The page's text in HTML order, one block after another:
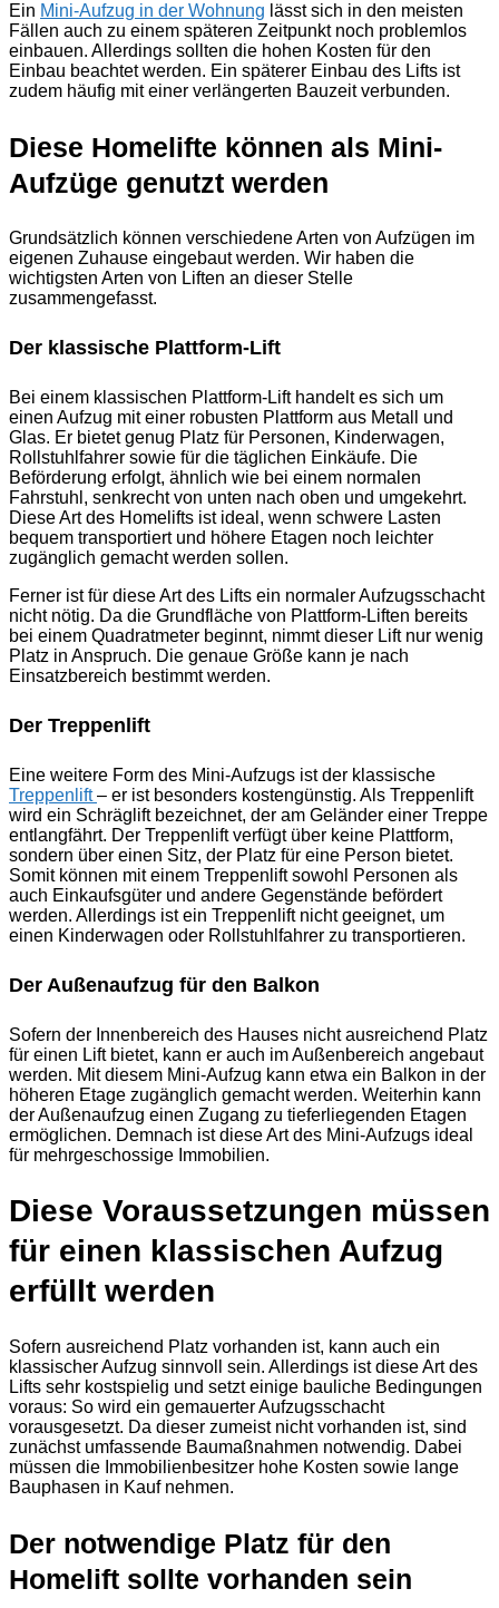
Ein Mini-Aufzug in der Wohnung lässt sich in den meisten
Fällen auch zu einem späteren Zeitpunkt noch problemlos
einbauen. Allerdings sollten die hohen Kosten für den
Einbau beachtet werden. Ein späterer Einbau des Lifts ist
zudem häufig mit einer verlängerten Bauzeit verbunden.
Diese Homelifte können als Mini-
Aufzüge genutzt werden
Grundsätzlich können verschiedene Arten von Aufzügen im
eigenen Zuhause eingebaut werden. Wir haben die
wichtigsten Arten von Liften an dieser Stelle
zusammengefasst.
Der klassische Plattform-Lift
Bei einem klassischen Plattform-Lift handelt es sich um
einen Aufzug mit einer robusten Plattform aus Metall und
Glas. Er bietet genug Platz für Personen, Kinderwagen,
Rollstuhlfahrer sowie für die täglichen Einkäufe. Die
Beförderung erfolgt, ähnlich wie bei einem normalen
Fahrstuhl, senkrecht von unten nach oben und umgekehrt.
Diese Art des Homelifts ist ideal, wenn schwere Lasten
bequem transportiert und höhere Etagen noch leichter
zugänglich gemacht werden sollen.
Ferner ist für diese Art des Lifts ein normaler Aufzugsschacht
nicht nötig. Da die Grundfläche von Plattform-Liften bereits
bei einem Quadratmeter beginnt, nimmt dieser Lift nur wenig
Platz in Anspruch. Die genaue Größe kann je nach
Einsatzbereich bestimmt werden.
Der Treppenlift
Eine weitere Form des Mini-Aufzugs ist der klassische
Treppenlift– er ist besonders kostengünstig. Als Treppenlift
wird ein Schräglift bezeichnet, der am Geländer einer Treppe
entlangfährt. Der Treppenlift verfügt über keine Plattform,
sondern über einen Sitz, der Platz für eine Person bietet.
Somit können mit einem Treppenlift sowohl Personen als
auch Einkaufsgüter und andere Gegenstände befördert
werden. Allerdings ist ein Treppenlift nicht geeignet, um
einen Kinderwagen oder Rollstuhlfahrer zu transportieren.
Der Außenaufzug für den Balkon
Sofern der Innenbereich des Hauses nicht ausreichend Platz
für einen Lift bietet, kann er auch im Außenbereich angebaut
werden. Mit diesem Mini-Aufzug kann etwa ein Balkon in der
höheren Etage zugänglich gemacht werden. Weiterhin kann
der Außenaufzug einen Zugang zu tieferliegenden Etagen
ermöglichen. Demnach ist diese Art des Mini-Aufzugs ideal
für mehrgeschossige Immobilien.
Diese Voraussetzungen müssen
für einen klassischen Aufzug
erfüllt werden
Sofern ausreichend Platz vorhanden ist, kann auch ein
klassischer Aufzug sinnvoll sein. Allerdings ist diese Art des
Lifts sehr kostspielig und setzt einige bauliche Bedingungen
voraus: So wird ein gemauerter Aufzugsschacht
vorausgesetzt. Da dieser zumeist nicht vorhanden ist, sind
zunächst umfassende Baumaßnahmen notwendig. Dabei
müssen die Immobilienbesitzer hohe Kosten sowie lange
Bauphasen in Kauf nehmen.
Der notwendige Platz für den
Homelift sollte vorhanden sein